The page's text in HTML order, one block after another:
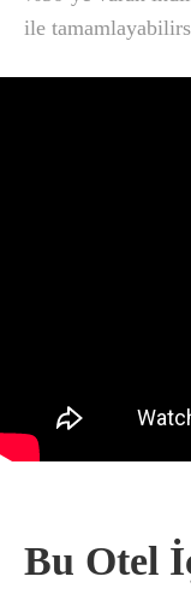
ile
Bu Otel